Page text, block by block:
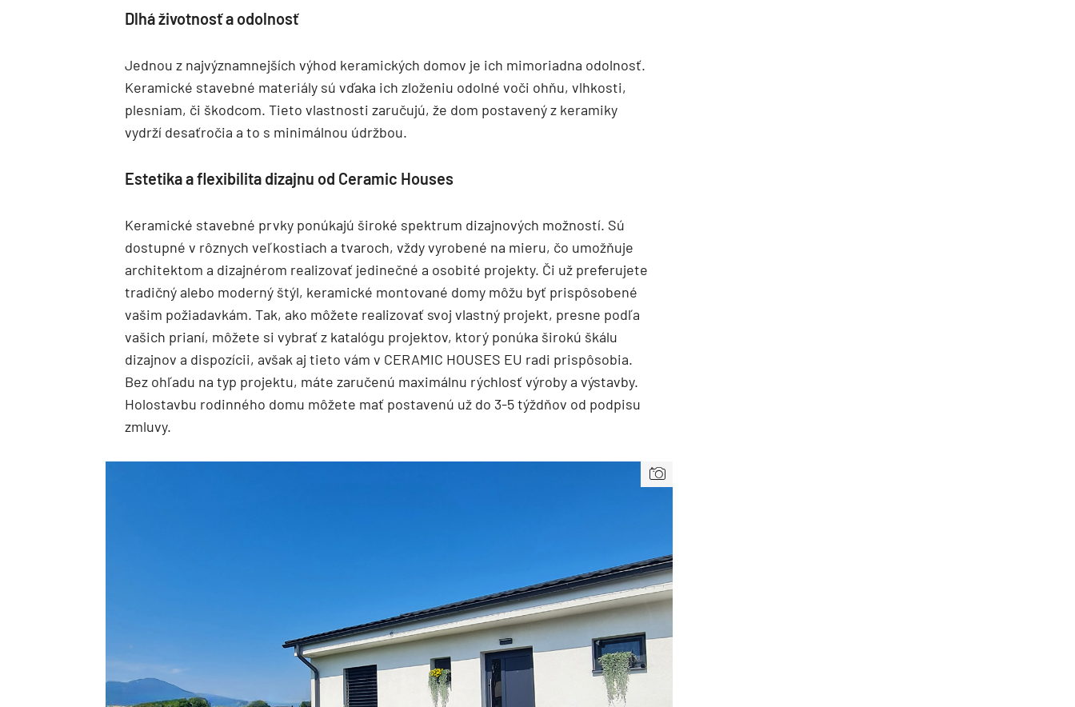
Dlhá životnosť a odolnosť
Jednou z najvýznamnejších výhod keramických domov je ich mimoriadna odolnosť.
Keramické stavebné materiály sú vďaka ich zloženiu odolné voči ohňu, vlhkosti,
plesniam, či škodcom. Tieto vlastnosti zaručujú, že dom postavený z keramiky
vydrží desaťročia a to s minimálnou údržbou.
Estetika a flexibilita dizajnu od Ceramic Houses
Keramické stavebné prvky ponúkajú široké spektrum dizajnových možností. Sú
dostupné v rôznych veľkostiach a tvaroch, vždy vyrobené na mieru, čo umožňuje
architektom a dizajnérom realizovať jedinečné a osobité projekty. Či už preferujete
tradičný alebo moderný štýl, keramické montované domy môžu byť prispôsobené
vašim požiadavkám. Tak, ako môžete realizovať svoj vlastný projekt, presne podľa
vašich prianí, môžete si vybrať z katalógu projektov, ktorý ponúka širokú škálu
dizajnov a dispozícii, avšak aj tieto vám v CERAMIC HOUSES EU radi prispôsobia.
Bez ohľadu na typ projektu, máte zaručenú maximálnu rýchlosť výroby a výstavby.
Holostavbu rodinného domu môžete mať postavenú už do 3-5 týždňov od podpisu
zmluvy.